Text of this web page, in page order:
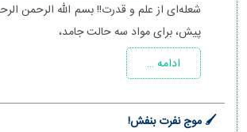
شعله‌ای از علم و قدرت!! بسم الله الرحمن
پیش، برای مواد سه حالت جامد،
ادامه …
🖌 موج نفرت بنفش!